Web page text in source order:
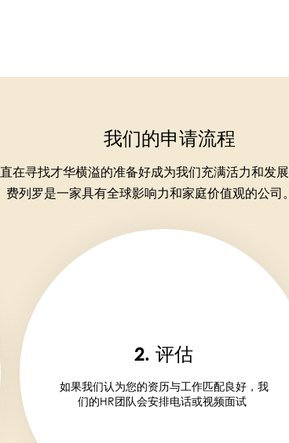
我们的申请流程
在寻找才华横溢的准备好成为我们充满活力和发
费列罗是一家具有全球影响力和家庭价值观的公司
2. 评估
如果我们认为您的资历与工作匹配良好，我
们的HR团队会安排电话或视频面试